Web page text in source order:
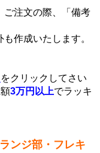
注文の際、「備考
作成いたします。
をクリックしてさい
3万円以上でラッキ
ンジ部・フレキ